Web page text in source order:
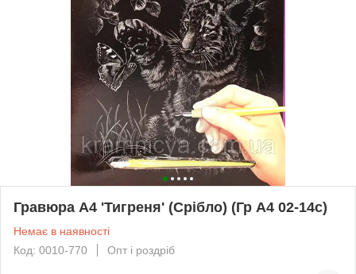
Гравюра А4 'Тигреня' (Срібло) (Гр А4 02-14с)
Немає в наявності
Код: 0010-770
Опт і роздріб